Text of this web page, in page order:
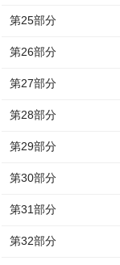
第25部分
第26部分
第27部分
第28部分
第29部分
第30部分
第31部分
第32部分